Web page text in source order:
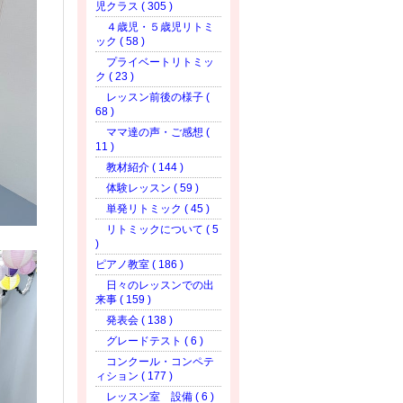
児クラス ( 305 )
４歳児・５歳児リトミ
ック ( 58 )
プライベートリトミッ
ク ( 23 )
レッスン前後の様子 (
68 )
ママ達の声・ご感想 (
11 )
教材紹介 ( 144 )
体験レッスン ( 59 )
単発リトミック ( 45 )
リトミックについて ( 5
)
ピアノ教室 ( 186 )
日々のレッスンでの出
来事 ( 159 )
発表会 ( 138 )
グレードテスト ( 6 )
コンクール・コンペテ
ィション ( 177 )
レッスン室 設備 ( 6 )